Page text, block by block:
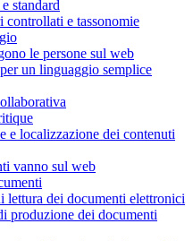
standard
controllati e tassonomie
le persone sul web
un linguaggio semplice
e localizzazione dei contenuti
vanno sul web
lettura dei documenti elettronici
produzione dei documenti